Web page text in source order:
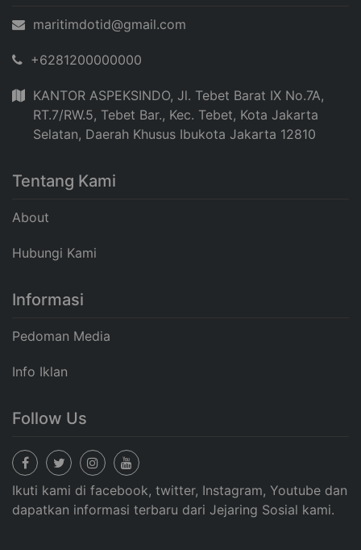
maritimdotid@gmail.com
+6281200000000
KANTOR ASPEKSINDO, Jl. Tebet Barat IX No.7A,
RT.7/RW.5, Tebet Bar., Kec. Tebet, Kota Jakarta
Selatan, Daerah Khusus Ibukota Jakarta 12810
Tentang Kami
About
Hubungi Kami
Informasi
Pedoman Media
Info Iklan
Follow Us
Ikuti kami di facebook, twitter, Instagram, Youtube dan
dapatkan informasi terbaru dari Jejaring Sosial kami.